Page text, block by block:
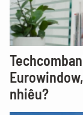
nhiêu?